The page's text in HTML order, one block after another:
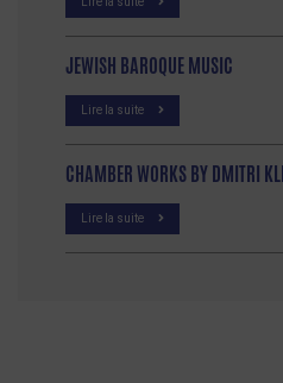
JEWISH BAROQUE MUSIC
Lire la suite
CHAMBER WORKS BY DMITRI
Lire la suite